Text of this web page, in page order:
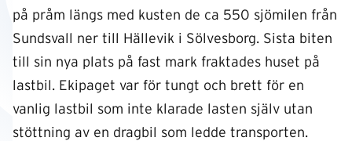
på pråm längs med kusten de ca 550 sjömilen från
Sundsvall ner till Hällevik i Sölvesborg. Sista biten
till sin nya plats på fast mark fraktades huset på
lastbil. Ekipaget var för tungt och brett för en
vanlig lastbil som inte klarade lasten själv utan
stöttning av en dragbil som ledde transporten.